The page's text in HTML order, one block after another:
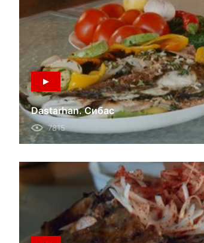
Dastarhan. Сибас
7815